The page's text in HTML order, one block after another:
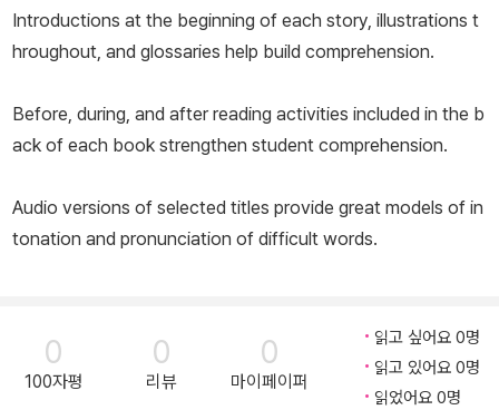
Introductions at the beginning of each story, illustrations t
hroughout, and glossaries help build comprehension.
Before, during, and after reading activities included in the b
ack of each book strengthen student comprehension.
Audio versions of selected titles provide great models of in
tonation and pronunciation of difficult words.
0
100자평
0
리뷰
0
마이페이퍼
읽고 싶어요 0명
읽고 있어요 0명
읽었어요 0명